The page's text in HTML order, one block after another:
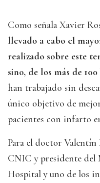
Como señala Xavier
llevado a cabo el
realizado sobre este
sino, de los más de
han trabajado sin
único objetivo de
pacientes con infarto
Para el doctor
CNIC y presidente del
Hospital y uno de los